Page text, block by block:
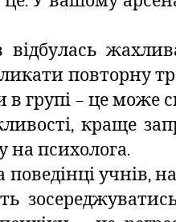
повторну
групі – це може
краще
на психолога.
учнів,